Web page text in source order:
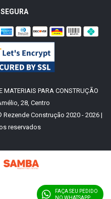
PARA CONSTRUÇÃO
28, Centro
Rezende Construção 2020 - 2026 |
reservados
FAÇA SEU PEDIDO
NO WHATSAPP